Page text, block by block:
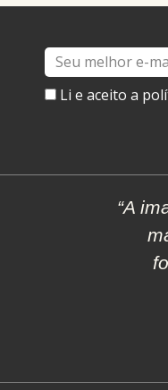
E-
mail
Li e aceito a
“A